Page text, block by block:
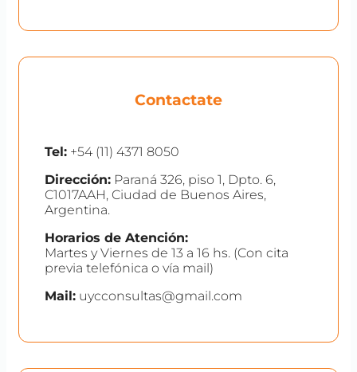
Contactate
Tel: +54 (11) 4371 8050
Dirección: Paraná 326, piso 1, Dpto. 6,
C1017AAH, Ciudad de Buenos Aires,
Argentina.
Horarios de Atención:
Martes y Viernes de 13 a 16 hs. (Con cita
previa telefónica o vía mail)
Mail: uycconsultas@gmail.com